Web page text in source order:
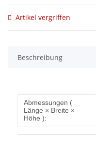
Artikel vergriffen
Beschreibung
Produkteigenschaft
Wert
Abmessungen (
Länge × Breite ×
Höhe ):